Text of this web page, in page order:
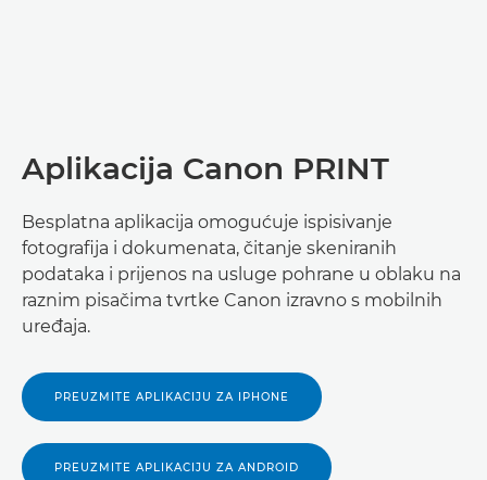
Aplikacija Canon PRINT
Besplatna aplikacija omogućuje ispisivanje
fotografija i dokumenata, čitanje skeniranih
podataka i prijenos na usluge pohrane u oblaku na
raznim pisačima tvrtke Canon izravno s mobilnih
uređaja.
PREUZMITE APLIKACIJU ZA IPHONE
PREUZMITE APLIKACIJU ZA ANDROID